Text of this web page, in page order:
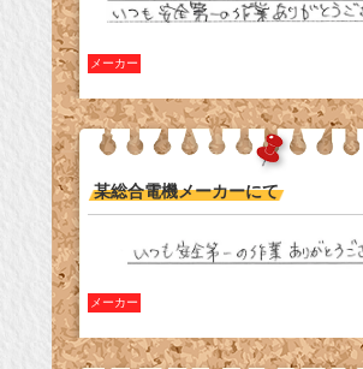
メーカー
某総合電機メーカーにて
メーカー